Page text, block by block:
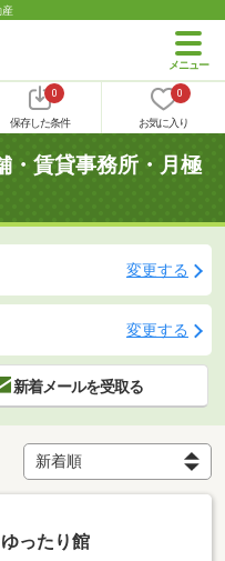
産
0
保存した条件
0
お気に入り
・賃貸事務所・月極
変更する
変更する
新着メールを受取る
ったり館